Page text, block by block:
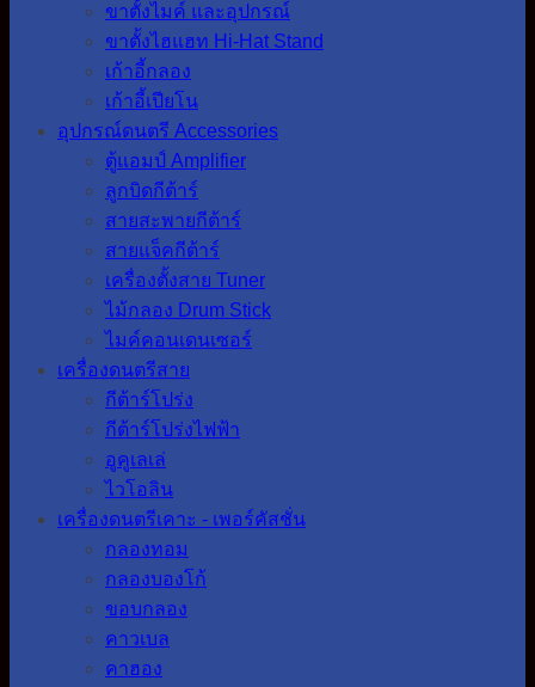
ขาตั้งไมค์ และอุปกรณ์
ขาตั้งไฮแฮท Hi-Hat Stand
เก้าอี้กลอง
เก้าอี้เปียโน
อุปกรณ์ดนตรี Accessories
ตู้แอมป์ Amplifier
ลูกบิดกีต้าร์
สายสะพายกีต้าร์
สายแจ็คกีต้าร์
เครื่องตั้งสาย Tuner
ไม้กลอง Drum Stick
ไมค์คอนเดนเซอร์
เครื่องดนตรีสาย
กีต้าร์โปร่ง
กีต้าร์โปร่งไฟฟ้า
อูคูเลเล่
ไวโอลิน
เครื่องดนตรีเคาะ - เพอร์คัสชั่น
กลองทอม
กลองบองโก้
ขอบกลอง
คาวเบล
คาฮอง